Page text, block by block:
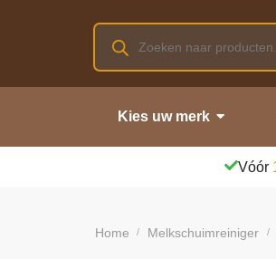
Kies uw merk
Vóór
Home / Melkschuimreiniger /